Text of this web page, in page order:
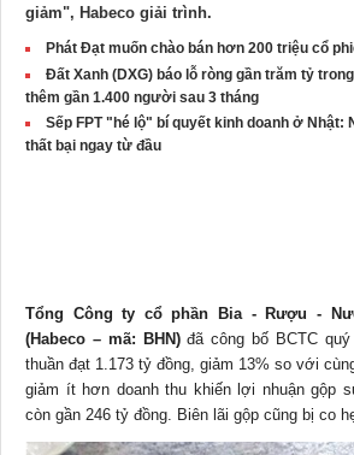
giảm", Habeco giải trình.
Phát Đạt muốn chào bán hơn 200 triệu cổ
Đất Xanh (DXG) báo lỗ ròng gần trăm tỷ
thêm gần 1.400 người sau 3 tháng
Sếp FPT "hé lộ" bí quyết kinh doanh ở Nhật:
thất bại ngay từ đầu
Tổng Công ty cổ phần Bia - Rượu -
(Habeco – mã: BHN)đã công bố BCTC
thuần đạt 1.173 tỷ đồng, giảm 13% so với
giảm ít hơn doanh thu khiến lợi nhuậngộp
còn gần 246 tỷ đồng. Biên lãi gộp cũng bị co